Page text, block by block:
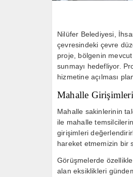
Nilüfer Belediyesi,
çevresindeki çevre
proje, bölgenin
sunmayı hedefliyor.
hizmetine açılması
Mahalle
Mahalle sakinlerinin
ile mahalle
girişimleri
hareket etmemizin bir
Görüşmelerde
alan eksiklikleri